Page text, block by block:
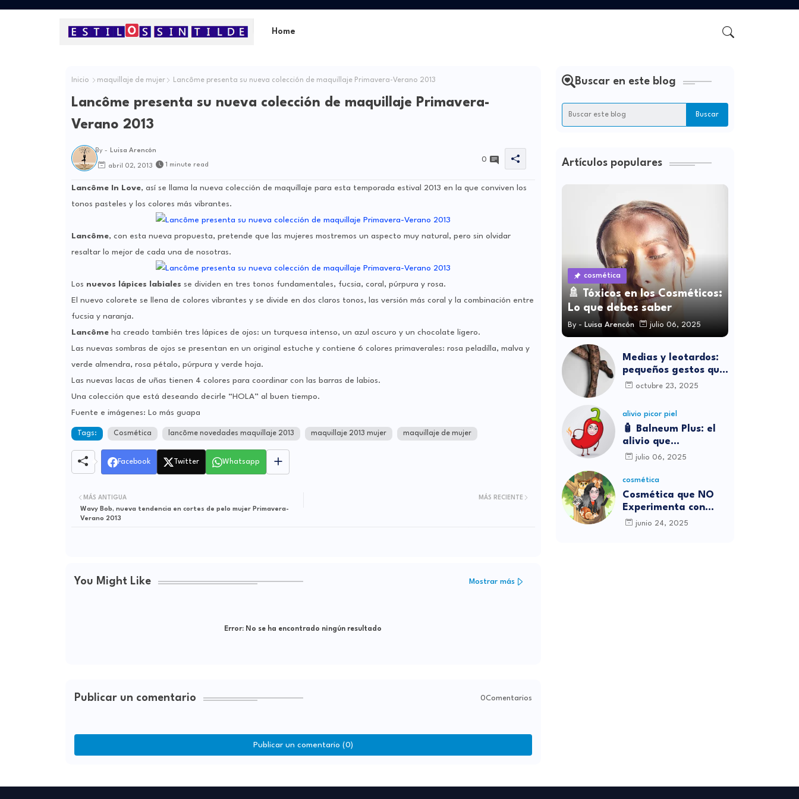
Home
Inicio maquillaje de mujer Lancôme presenta su nueva colección de maquillaje Primavera-Verano 2013
Lancôme presenta su nueva colección de maquillaje Primavera-
Verano 2013
By - Luisa Arencón
abril 02, 2013 1 minute read
0
Lancôme In Love, así se llama la nueva colección de maquillaje para esta temporada estival 2013 en la que conviven los
tonos pasteles y los colores más vibrantes.
Lancôme, con esta nueva propuesta, pretende que las mujeres mostremos un aspecto muy natural, pero sin olvidar
resaltar lo mejor de cada una de nosotras.
Los nuevos lápices labiales se dividen en tres tonos fundamentales, fucsia, coral, púrpura y rosa.
El nuevo colorete se llena de colores vibrantes y se divide en dos claros tonos, las versión más coral y la combinación entre
fucsia y naranja.
Lancômeha creado también tres lápices de ojos: un turquesa intenso, un azul oscuro y un chocolate ligero.
Las nuevas sombras de ojos se presentan en un original estuche y contiene 6 colores primaverales: rosa peladilla, malva y
verde almendra, rosa pétalo, púrpura y verde hoja.
Las nuevas lacas de uñas tienen 4 colores para coordinar con las barras de labios.
Una colección que está deseando decirle “HOLA” al buen tiempo.
Fuente e imágenes: Lo más guapa
Tags: Cosmética lancôme novedades maquillaje 2013 maquillaje 2013 mujer maquillaje de mujer
Facebook Twitter Whatsapp
MÁS RECIENTE
MÁS ANTIGUA
Wavy Bob, nueva tendencia en cortes de pelo mujer Primavera-
Verano 2013
You Might Like Mostrar más
Error: No se ha encontrado ningún resultado
Publicar un comentario 0Comentarios
Publicar un comentario (0)
Buscar en este blog
Artículos populares
cosmética
🚿 Tóxicos en los Cosméticos:
Lo que debes saber
By - Luisa Arencón julio 06, 2025
Medias y leotardos:
pequeños gestos que
transforman cómo
octubre 23, 2025
alivio picor piel
🧴 Balneum Plus: el
alivio que
necesitábamos para
julio 06, 2025
cosmética
Cosmética que NO
Experimenta con
Animales
junio 24, 2025